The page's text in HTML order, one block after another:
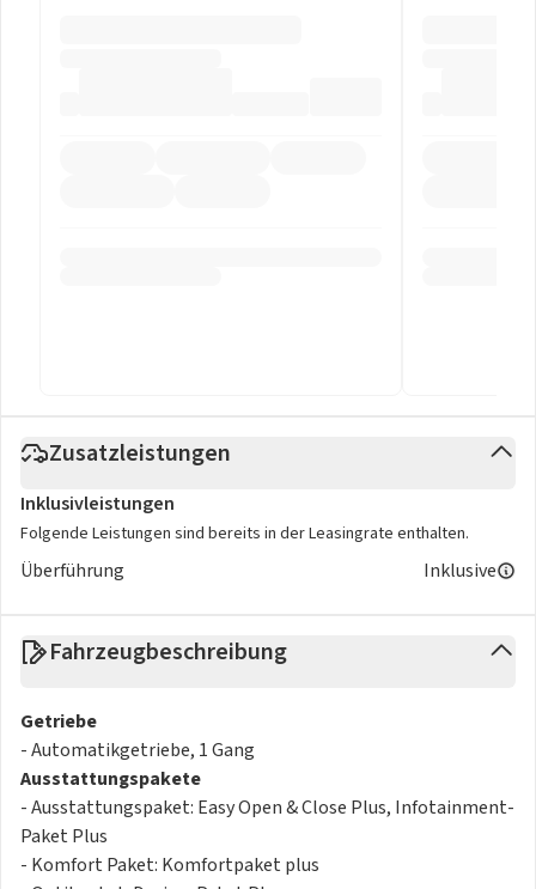
Zusatzleistungen
Inklusivleistungen
Folgende Leistungen sind bereits in der Leasingrate enthalten.
Überführung Inklusive
Fahrzeugbeschreibung
Getriebe
- Automatikgetriebe, 1 Gang
Ausstattungspakete
- Ausstattungspaket: Easy Open & Close Plus, Infotainment-
Paket Plus
- Komfort Paket: Komfortpaket plus